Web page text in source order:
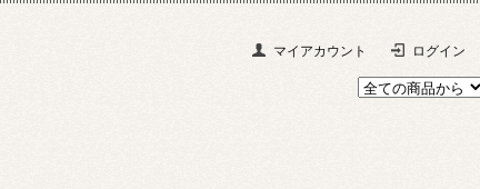
マイアカウント ログイン